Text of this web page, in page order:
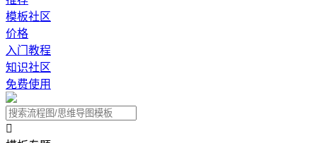
模板社区
价格
入门教程
知识社区
免费使用
